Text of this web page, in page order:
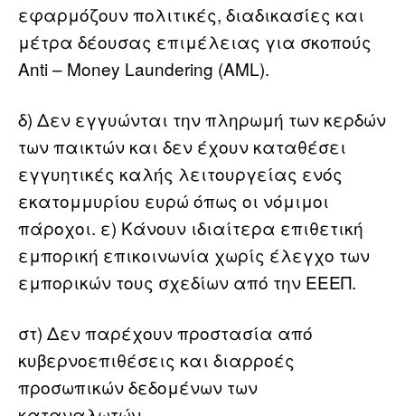
εφαρμόζουν πολιτικές, διαδικασίες και
μέτρα δέουσας επιμέλειας για σκοπούς
Anti – Money Laundering (AML).
δ) Δεν εγγυώνται την πληρωμή των κερδών
των παικτών και δεν έχουν καταθέσει
εγγυητικές καλής λειτουργείας ενός
εκατομμυρίου ευρώ όπως οι νόμιμοι
πάροχοι. ε) Κάνουν ιδιαίτερα επιθετική
εμπορική επικοινωνία χωρίς έλεγχο των
εμπορικών τους σχεδίων από την ΕΕΕΠ.
στ) Δεν παρέχουν προστασία από
κυβερνοεπιθέσεις και διαρροές
προσωπικών δεδομένων των